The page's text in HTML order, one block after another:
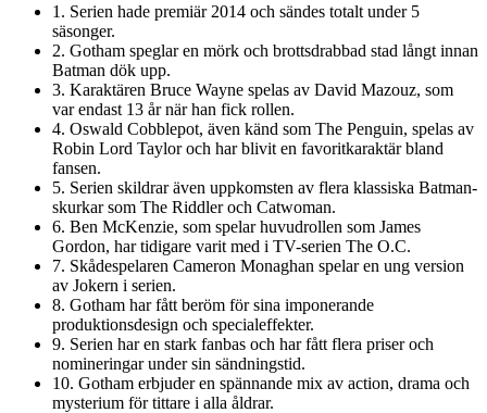
1. Serien hade premiär 2014 och sändes totalt under 5
säsonger.
2. Gotham speglar en mörk och brottsdrabbad stad långt innan
Batman dök upp.
3. Karaktären Bruce Wayne spelas av David Mazouz, som
var endast 13 år när han fick rollen.
4. Oswald Cobblepot, även känd som The Penguin, spelas av
Robin Lord Taylor och har blivit en favoritkaraktär bland
fansen.
5. Serien skildrar även uppkomsten av flera klassiska Batman-
skurkar som The Riddler och Catwoman.
6. Ben McKenzie, som spelar huvudrollen som James
Gordon, har tidigare varit med i TV-serien The O.C.
7. Skådespelaren Cameron Monaghan spelar en ung version
av Jokern i serien.
8. Gotham har fått beröm för sina imponerande
produktionsdesign och specialeffekter.
9. Serien har en stark fanbas och har fått flera priser och
nomineringar under sin sändningstid.
10. Gotham erbjuder en spännande mix av action, drama och
mysterium för tittare i alla åldrar.